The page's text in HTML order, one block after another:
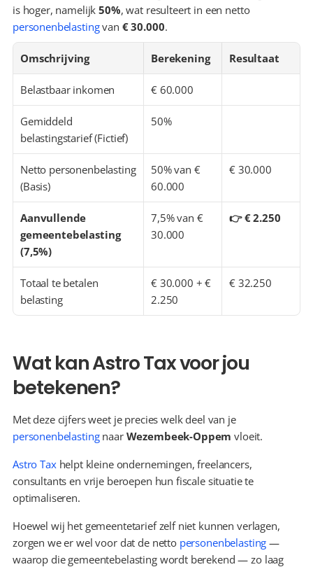
is hoger, namelijk 50%
, wat resulteert in een netto
personenbelasting van € 30.000.
Omschrijving Berekening Resultaat
Belastbaar inkomen € 60.000
Gemiddeld
belastingstarief (Fictief)
50%
Netto personenbelasting
(Basis)
50% van €
60.000
€ 30.000
Aanvullende
gemeentebelasting
(7,5%)
7,5% van €
30.000
👉 € 2.250
Totaal te betalen
belasting
€ 30.000 + €
2.250
€ 32.250
Wat kan Astro Tax voor jou
betekenen?
Met deze cijfers weet je precies welk deel van je
personenbelasting naar Wezembeek-Oppem vloeit.
Astro Tax helpt kleine ondernemingen, freelancers,
consultants en vrije beroepen hun fiscale situatie te
optimaliseren.
Hoewel wij het gemeentetarief zelf niet kunnen verlagen,
zorgen we er wel voor dat de netto personenbelasting —
waarop die gemeentebelasting wordt berekend — zo laag